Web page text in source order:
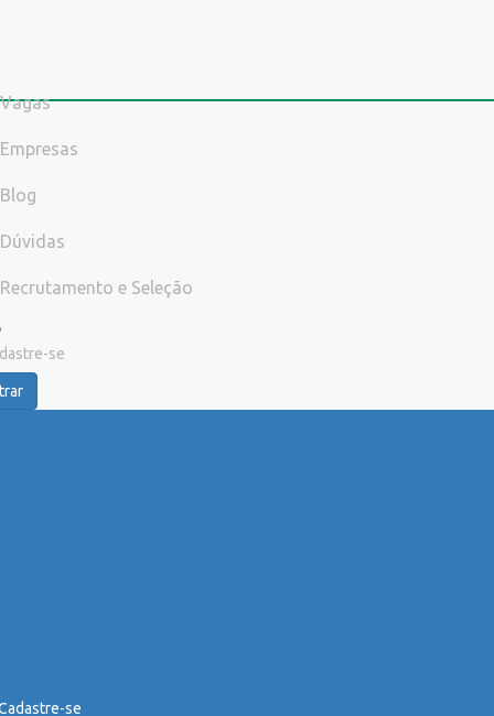
Vagas
Empresas
Blog
Dúvidas
Recrutamento e Seleção
se
se